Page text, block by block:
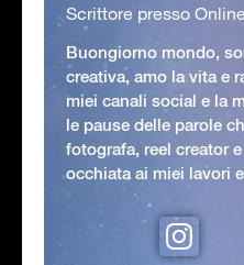
Scrittore presso
Buongiorno mondo,
creativa, amo la vita e
miei canali social e la
le pause delle parole
fotografa, reel creator
occhiata ai miei lavori